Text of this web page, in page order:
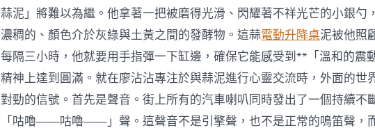
爾
濱
平
易
近
警
扮
求
職
蒜泥」將難以為繼。他拿著一把被磨得光滑、閃耀著不祥光芒的小銀勺
濃稠的、顏色介於灰綠與土黃之間的發酵物。這蒜電動升降桌泥被他照
每隔三小時，他就要用手指彈一下缸邊，確保它能感受到**「溫和的震
精神上達到圓滿。就在廖沾沾專注於與蒜泥進行心靈交流時，外面的世
對勁的信號。首先是聲音。街上所有的汽車喇叭同時發出了一個持續不
「咕嚕——咕嚕——」聲。這聲音不是引擎聲，也不是正常的鳴笛聲，